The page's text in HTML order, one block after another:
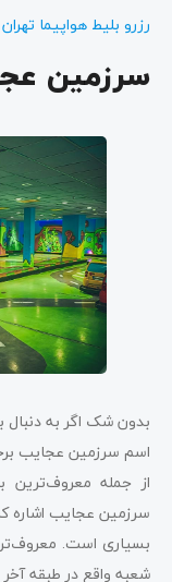
رزرو بلیط هواپیما تهران
سرزمین
بدون شک اگر به دنبال
اسم سرزمین عجایب
از جمله معروف‌ترین
سرزمین عجایب اشاره
بسیاری است.
شعبه واقع در طبقه آخر